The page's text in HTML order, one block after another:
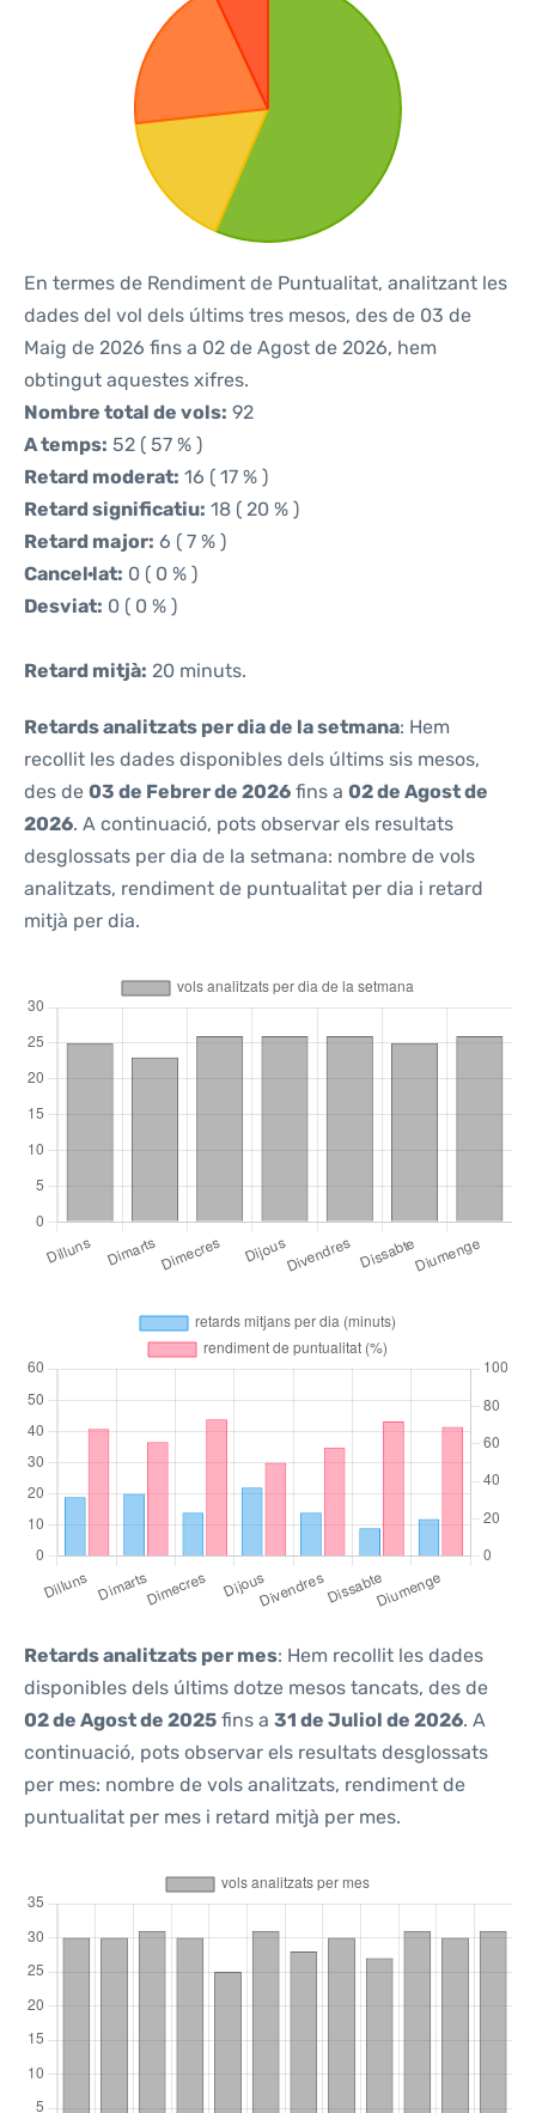
En termes de Rendiment de Puntualitat, analitzant les
dades del vol dels últims tres mesos, des de 03 de
Maig de 2026 fins a 02 de Agost de 2026, hem
obtingut aquestes xifres.
Nombre total de vols: 92
A temps: 52 ( 57 % )
Retard moderat: 16 ( 17 % )
Retard significatiu: 18 ( 20 % )
Retard major: 6 ( 7 % )
Cancel·lat: 0 ( 0 % )
Desviat: 0 ( 0 % )
Retard mitjà: 20 minuts.
Retards analitzats per dia de la setmana: Hem
recollit les dades disponibles dels últims sis mesos,
des de 03 de Febrer de 2026 fins a 02 de Agost de
2026. A continuació, pots observar els resultats
desglossats per dia de la setmana: nombre de vols
analitzats, rendiment de puntualitat per dia i retard
mitjà per dia.
Retards analitzats per mes: Hem recollit les dades
disponibles dels últims dotze mesos tancats, des de
02 de Agost de 2025 fins a 31 de Juliol de 2026. A
continuació, pots observar els resultats desglossats
per mes: nombre de vols analitzats, rendiment de
puntualitat per mes i retard mitjà per mes.